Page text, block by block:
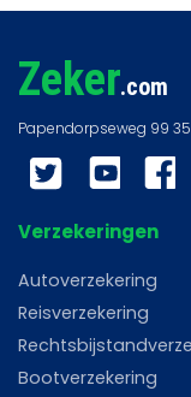
Zeker.com
Twitter YouTube
Verzekeringen
Autoverzekering
Reisverzekering
Bootverzekering